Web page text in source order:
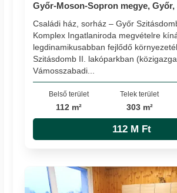
Győr-Moson-Sopron megye,
Családi ház, sorház – Győr
Komplex Ingatlaniroda megvételre
legdinamikusabban fejlődő
Szitásdomb II. lakóparkban
Vámosszabadi...
Belső terület
112 m²
Telek terület
303 m²
112 M Ft